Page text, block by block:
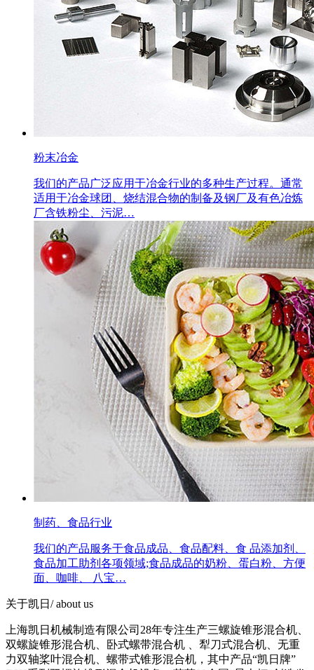
粉末冶金
我们的产品广泛应用于冶金行业的多种生产过程。通常
适用于冶金球团、烧结混合物的制备及钢厂及有色冶炼
厂含铁粉尘、污泥…
制药、食品行业
我们的产品服务于食品成品、食品配料、食 品添加剂、
食品加工助剂各项领域;食品成品的奶粉、蛋白粉、方便
面、咖啡、 八宝…
关于凯日 / about us
上海凯日机械制造有限公司28年专注生产三螺旋锥形混合机、
双螺旋锥形混合机、卧式螺带混合机 、犁刀式混合机、无重
力双轴桨叶混合机、螺带式锥形混合机，其中产品“凯日牌”